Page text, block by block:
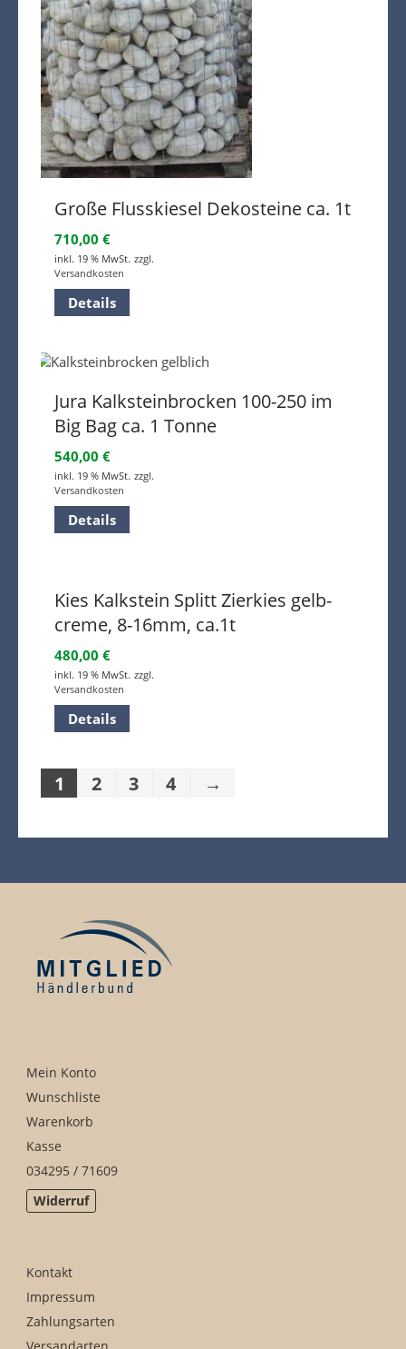
Große Flusskiesel Dekosteine ca. 1t
710,00 €
inkl. 19 % MwSt. zzgl.
Versandkosten
Details
Jura Kalksteinbrocken 100-250 im
Big Bag ca. 1 Tonne
540,00 €
inkl. 19 % MwSt. zzgl.
Versandkosten
Details
Kies Kalkstein Splitt Zierkies gelb-
creme, 8-16mm, ca.1t
480,00 €
inkl. 19 % MwSt. zzgl.
Versandkosten
Details
1 2 3 4 →
Mein Konto
Wunschliste
Warenkorb
Kasse
034295 / 71609
Widerruf
Kontakt
Impressum
Zahlungsarten